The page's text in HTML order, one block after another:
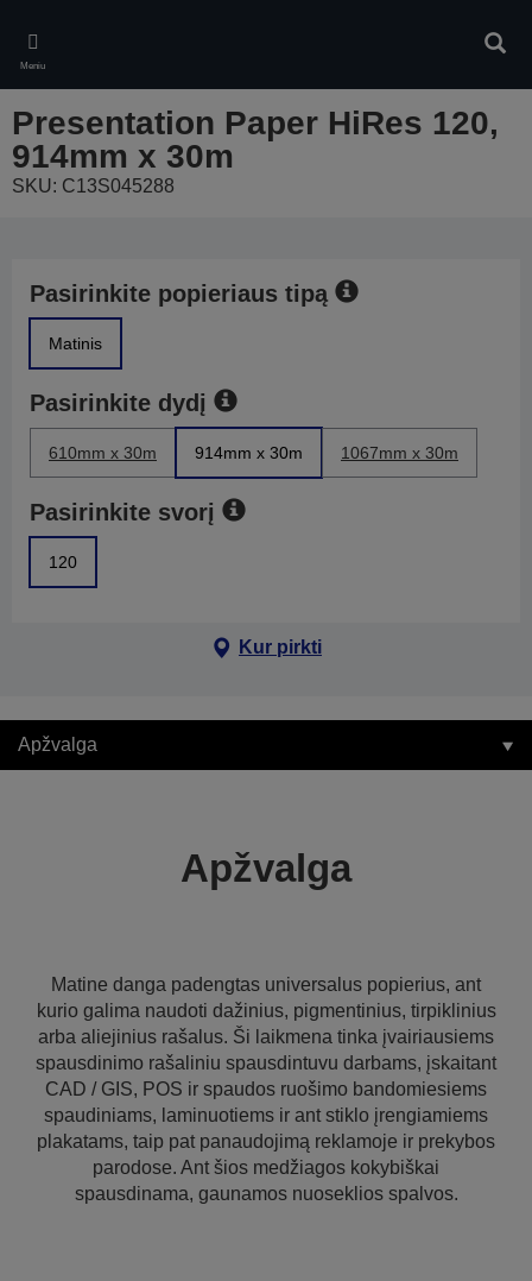
main
content
Meniu
Presentation Paper HiRes 120,
914mm x 30m
SKU: C13S045288
Pasirinkite popieriaus tipą
Matinis
Pasirinkite dydį
610mm x 30m 914mm x 30m 1067mm x 30m
Pasirinkite svorį
120
Kur pirkti
Apžvalga
Apžvalga
Matine danga padengtas universalus popierius, ant
kurio galima naudoti dažinius, pigmentinius, tirpiklinius
arba aliejinius rašalus. Ši laikmena tinka įvairiausiems
spausdinimo rašaliniu spausdintuvu darbams, įskaitant
CAD / GIS, POS ir spaudos ruošimo bandomiesiems
spaudiniams, laminuotiems ir ant stiklo įrengiamiems
plakatams, taip pat panaudojimą reklamoje ir prekybos
parodose. Ant šios medžiagos kokybiškai
spausdinama, gaunamos nuoseklios spalvos.